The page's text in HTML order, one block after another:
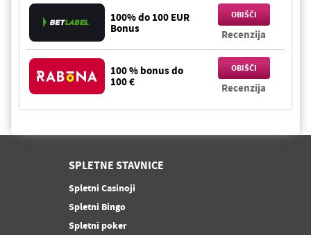
100% do 100 EUR
Bonus
OBIŠČI
Recenzija
100 % bonus do
100 €
OBIŠČI
Recenzija
SPLETNE STAVNICE
Spletni Casinoji
Spletni Bingo
Spletni poker